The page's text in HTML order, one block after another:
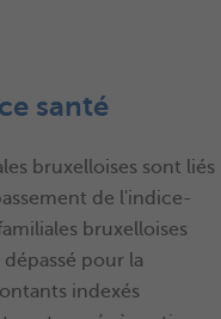
santé
bruxelloises sont liés
de l'indice-
bruxelloises
pour la
indexés